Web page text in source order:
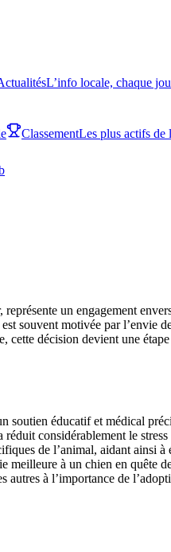
L’info locale, chaque
ClassementLes plus actifs de
un engagement
souvent motivée par l’envie
décision devient une
soutien éducatif et médical
considérablement le
de l’animal, aidant ainsi
à un chien en quête
à l’importance de